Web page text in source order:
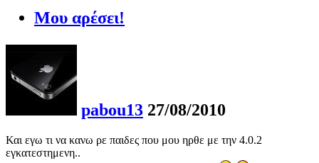
Μου αρέσει!
pabou13 27/08/2010
Και εγω τι να κανω ρε παιδες που μου ηρθε με την 4.0.2
εγκατεστημενη..